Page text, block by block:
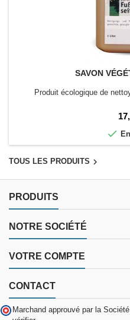
SAVON
Produit écologique de

TOUS LES PRODUITS 
PRODUITS
NOTRE SOCIÉTÉ
VOTRE COMPTE
CONTACT
Marchand approuvé par la